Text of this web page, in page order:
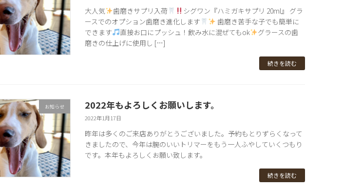
大人気 歯磨きサプリ入荷
シグワン『ハミガキサプリ 20ml』 グラ
ースでのオプション歯磨き進化します
歯磨き苦手な子でも簡単に
できます
直接お口にプッシュ！飲み水に混ぜてもok
グラースの歯
磨きの仕上げに使用し […]
続きを読む
お知らせ 2022年もよろしくお願いします。
2022年1月17日
昨年は多くのご来店ありがとうございました。予約もとりずらくなって
きましたので、今年は腕のいいトリマーをもう一人ふやしていくつもり
です。本年もよろしくお願い致します。
続きを読む